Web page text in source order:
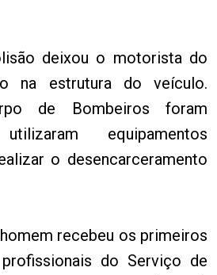
deixou o motorista do
na estrutura do veículo.
de Bombeiros foram
equipamentos
o desencarceramento
recebeu os primeiros
do Serviço de